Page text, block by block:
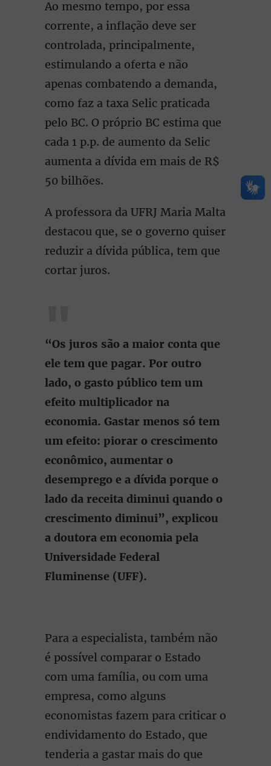
Ao mesmo tempo, por essa
corrente, a inflação deve ser
controlada, principalmente,
estimulando a oferta e não
apenas combatendo a demanda,
como faz a taxa Selic praticada
pelo BC. O próprio BC estima que
cada 1 p.p. de aumento da Selic
aumenta a dívida em mais de R$
50 bilhões.
A professora da UFRJ Maria Malta
destacou que, se o governo quiser
reduzir a dívida pública, tem que
cortar juros.
“Os juros são a maior conta que
ele tem que pagar. Por outro
lado, o gasto público tem um
efeito multiplicador na
economia. Gastar menos só tem
um efeito: piorar o crescimento
econômico, aumentar o
desemprego e a dívida porque o
lado da receita diminui quando o
crescimento diminui”, explicou
a doutora em economia pela
Universidade Federal
Fluminense (UFF).
Para a especialista, também não
é possível comparar o Estado
com uma família, ou com uma
empresa, como alguns
economistas fazem para criticar o
endividamento do Estado, que
tenderia a gastar mais do que